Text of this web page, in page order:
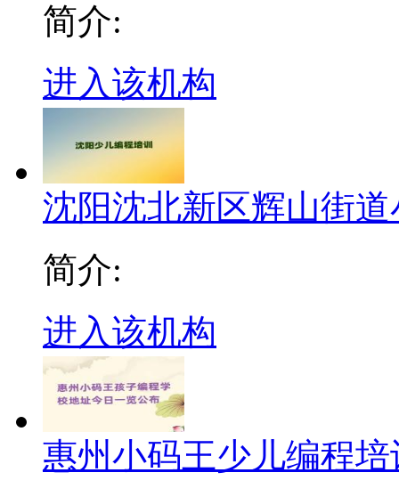
简介:
进入该机构
沈阳沈北新区辉山街
简介:
进入该机构
惠州小码王少儿编程培